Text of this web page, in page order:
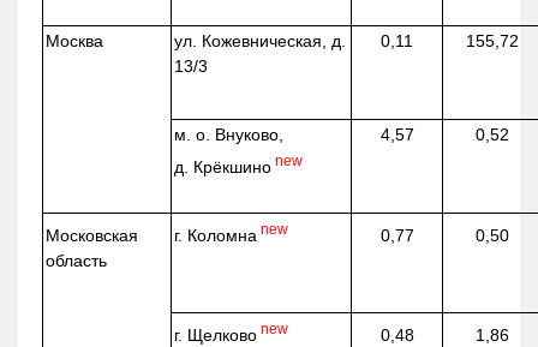
Москва ул. Кожевническая, д.
13/3
0,11 155,72
м. о. Внуково,
д. Крёкшино new
4,57 0,52
Московская
область
г. Коломна new 0,77 0,50
г. Щелково new 0,48 1,86